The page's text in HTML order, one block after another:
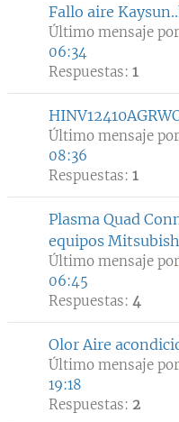
Fallo aire
Último mensaje por
06:34
Respuestas: 1
Último mensaje por
08:36
Respuestas: 1
Plasma Quad
equipos
Último mensaje por
06:45
Respuestas: 4
Olor Aire
Último mensaje por
19:18
Respuestas: 2